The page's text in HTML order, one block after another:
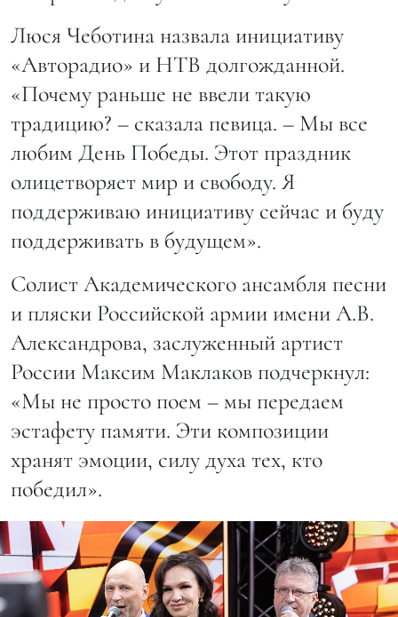
Люся Чеботина назвала инициативу
«Авторадио» и НТВ долгожданной.
«Почему раньше не ввели такую
традицию? – сказала певица. – Мы все
любим День Победы. Этот праздник
олицетворяет мир и свободу. Я
поддерживаю инициативу сейчас и буду
поддерживать в будущем».
Солист Академического ансамбля песни
и пляски Российской армии имени А.В.
Александрова, заслуженный артист
России Максим Маклаков подчеркнул:
«Мы не просто поем – мы передаем
эстафету памяти. Эти композиции
хранят эмоции, силу духа тех, кто
победил».